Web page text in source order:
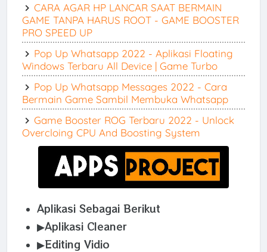
CARA AGAR HP LANCAR SAAT BERMAIN
GAME TANPA HARUS ROOT - GAME BOOSTER
PRO SPEED UP
Pop Up Whatsapp 2022 - Aplikasi Floating
Windows Terbaru All Device | Game Turbo
Pop Up Whatsapp Messages 2022 - Cara
Bermain Game Sambil Membuka Whatsapp
Game Booster ROG Terbaru 2022 - Unlock
Overcloing CPU And Boosting System
Aplikasi Sebagai Berikut
▶Aplikasi Cleaner
▶Editing Vidio